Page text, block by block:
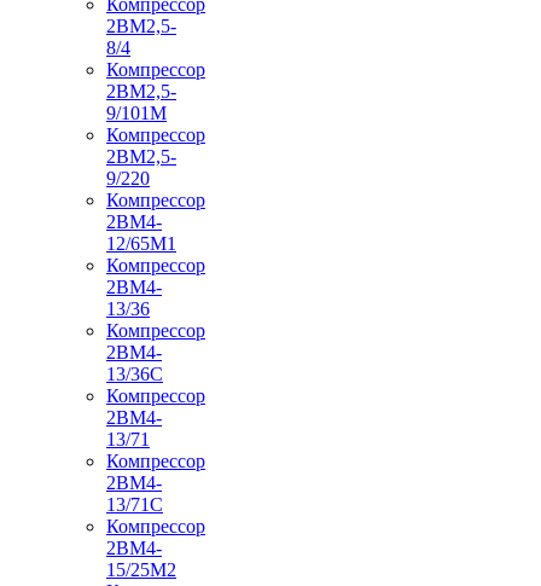
2ВМ2,5-
8/4
Компрессор
2ВМ2,5-
9/101М
Компрессор
2ВМ2,5-
9/220
Компрессор
2ВМ4-
12/65М1
Компрессор
2ВМ4-
13/36
Компрессор
2ВМ4-
13/36С
Компрессор
2ВМ4-
13/71
Компрессор
2ВМ4-
13/71С
Компрессор
2ВМ4-
15/25М2